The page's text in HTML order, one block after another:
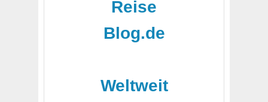
Reise
Blog.de
Weltweit